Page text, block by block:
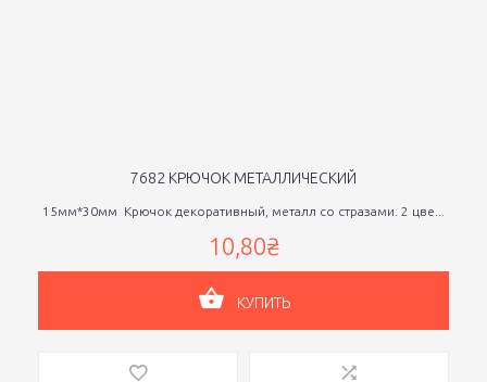
7682 КРЮЧОК МЕТАЛЛИЧЕСКИЙ
15мм*30мм Крючок декоративный, металл со стразами. 2 цве...
10,80₴
КУПИТЬ